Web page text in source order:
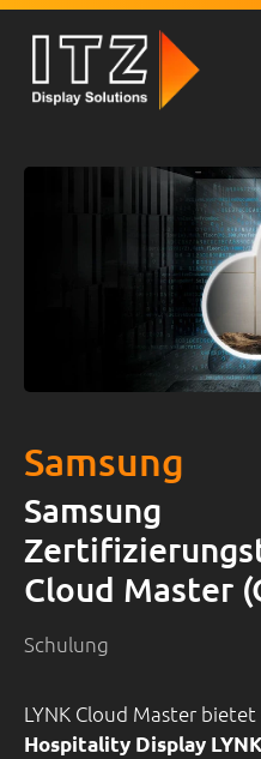
Zum
Inhalt
Samsung
Samsung
Cloud Master
Schulung
LYNK Cloud Master
Hospitality Display